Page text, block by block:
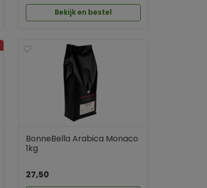
Bekijk en bestel
BonneBella Arabica Monaco
1kg
27,50